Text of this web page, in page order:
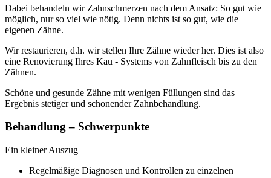
Dabei behandeln wir Zahnschmerzen nach dem Ansatz: So gut wie
möglich, nur so viel wie nötig. Denn nichts ist so gut, wie die
eigenen Zähne.
Wir restaurieren, d.h. wir stellen Ihre Zähne wieder her. Dies ist also
eine Renovierung Ihres Kau - Systems von Zahnfleisch bis zu den
Zähnen.
Schöne und gesunde Zähne mit wenigen Füllungen sind das
Ergebnis stetiger und schonender Zahnbehandlung.
Behandlung – Schwerpunkte
Ein kleiner Auszug
Regelmäßige Diagnosen und Kontrollen zu einzelnen